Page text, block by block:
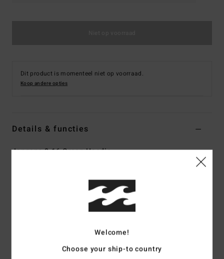
Dit product is momenteel niet op voorraad.
Koop andere opties
Details & functies
Jongens 8-16 Groen Hoodie
Perennials
geborsteld katoen aan de binnenkant [280 g/m2]
Core fit
Welcome!
Choose your ship-to country